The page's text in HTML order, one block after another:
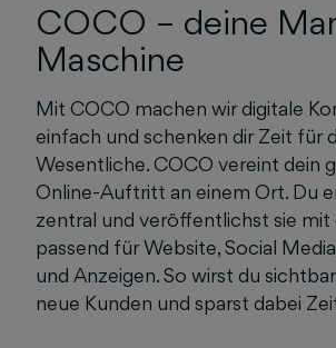
COCO – deine
Maschine
Mit COCO machen wir digitale
einfach und schenken dir Zeit für
Wesentliche. COCO vereint dein
Online-Auftritt an einem Ort. Du
zentral und veröffentlichst sie mit
passend für Website, Social
und Anzeigen. So wirst du
neue Kunden und sparst dabei